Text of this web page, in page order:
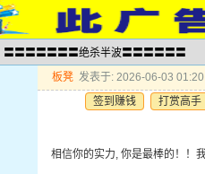
〓〓〓〓〓〓绝杀半波〓〓〓〓〓〓
板凳 发表于: 2026-06-03 01:20
签到赚钱
打赏高手
相信你的实力, 你是最棒的！！